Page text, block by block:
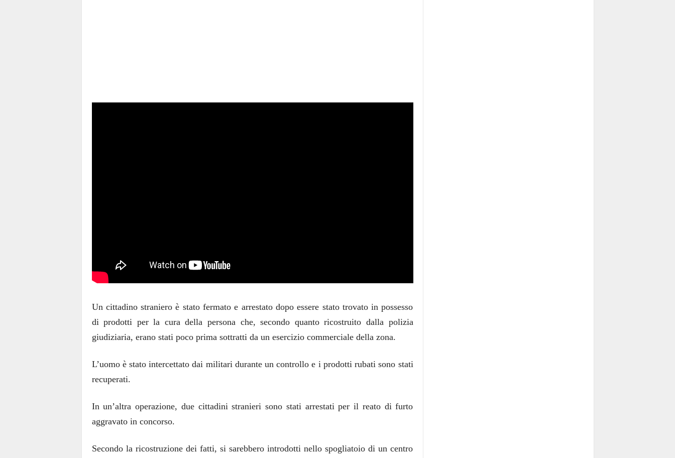
Un cittadino straniero è stato fermato e arrestato dopo essere stato trovato in possesso
di prodotti per la cura della persona che, secondo quanto ricostruito dalla polizia
giudiziaria, erano stati poco prima sottratti da un esercizio commerciale della zona.
L’uomo è stato intercettato dai militari durante un controllo e i prodotti rubati sono stati
recuperati.
In un’altra operazione, due cittadini stranieri sono stati arrestati per il reato di furto
aggravato in concorso.
Secondo la ricostruzione dei fatti, si sarebbero introdotti nello spogliatoio di un centro